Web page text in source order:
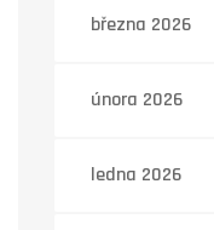
března 2026
února 2026
ledna 2026